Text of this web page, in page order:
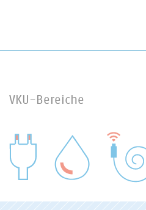
VKU-Bereiche
WASSER/ABWASSER